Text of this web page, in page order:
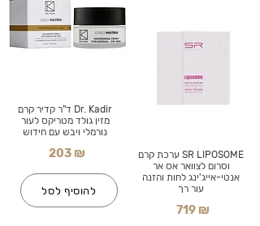
Dr. Kadir ד"ר קדיר קרם
מזין גולד מטריקס לעור
נורמלי ויבש עם חידוש
203 ₪
להוסיף לסל
SR LIPOSOME ערכת קרם
וסרום לצוואר אס אר
אנטי-אייג'ינג לחות והזנה
עור רך
719 ₪